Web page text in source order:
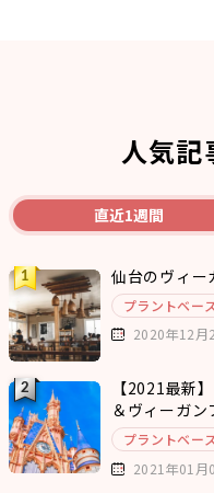
人気記
直近1週間
仙台のヴィー
プラントベー
2020年12月
【2021最新
＆ヴィーガン
プラントベー
2021年01月